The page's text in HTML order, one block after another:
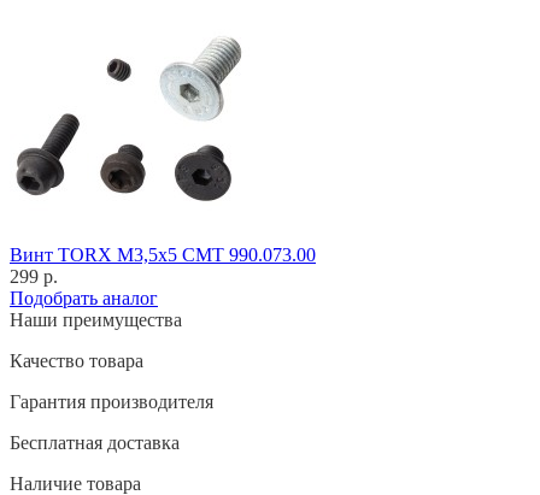
Винт TORX M3,5x5 CMT 990.073.00
299 р.
Подобрать аналог
Наши преимущества
Качество товара
Гарантия производителя
Бесплатная доставка
Наличие товара